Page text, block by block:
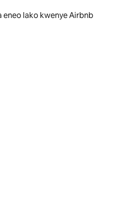
eneo lako kwenye Airbnb